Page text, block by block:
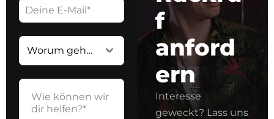
Worum geht's?*
f
anford
ern
Interesse
geweckt? Lass uns